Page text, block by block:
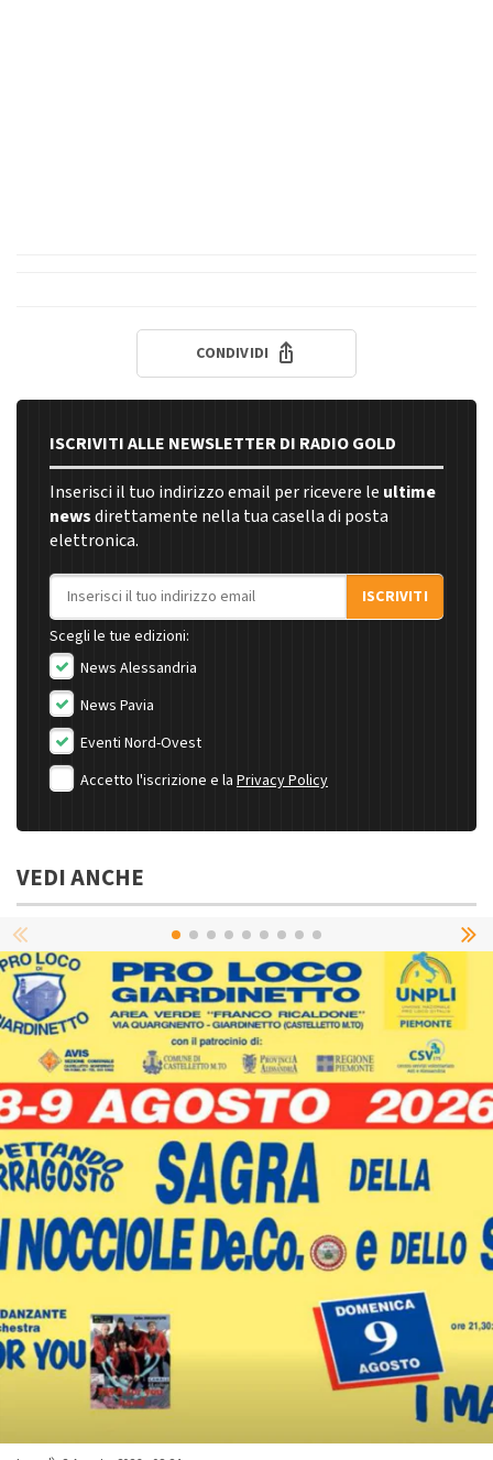
CONDIVIDI
ISCRIVITI ALLE NEWSLETTER DI RADIO GOLD
Inserisci il tuo indirizzo email per ricevere le ultime
newsdirettamente nella tua casella di posta
elettronica.
Indirizzo email
ISCRIVITI
Scegli le tue edizioni:
News Alessandria
News Pavia
Eventi Nord-Ovest
Accetto l'iscrizione e la Privacy Policy
VEDI ANCHE